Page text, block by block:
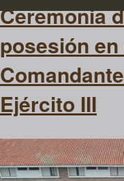
Ceremonia
posesión
Ejército III